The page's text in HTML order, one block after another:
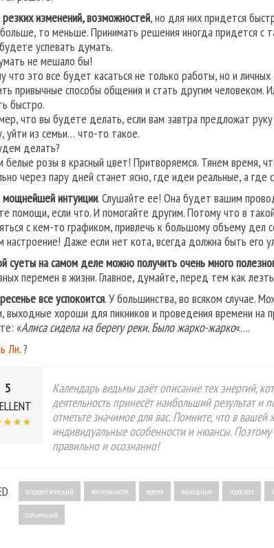
изменений, возможностей, но для них придется
то меньше. Принимать решения иногда придется с
успевать думать.
не мешало бы!
что это все будет касаться не только работы, но и
привычные способы общения и стать другим
быстро.
что вы будете делать, если вам завтра предложат
уйти из семьи… что-то такое.
делать?
белые розы в красный цвет! Притворяемся. Тянем время,
через пару дней станет ясно, где идеи реальные, а где
интуиции. Слушайте ее! Она будет вашим
помощи, если что. И помогайте другим. Потому что в
с кем-то графиком, привлечь к большому объему дел
настроение! Даже если нет кота, всегда должна быть его
суеты на самом деле можно получить очень много
перемен в жизни. Главное, думайте, перед тем как
все успокоится. У большинства, во всяком случае.
выходные хороши для пикников и проведения времени на
«Алиса сидела на берегу реки. Было жарко-жарко«….
Ли. ?
5
Календарь ведьмы даёт описание тех энергий,
деятельность принесёт наибольший результат и
отметьте значимое для вас. Помните, что в
индивидуальные особенности и нюансы.
правильно и осознанно!
астрологический возможности время выходные гороскоп
солнечный